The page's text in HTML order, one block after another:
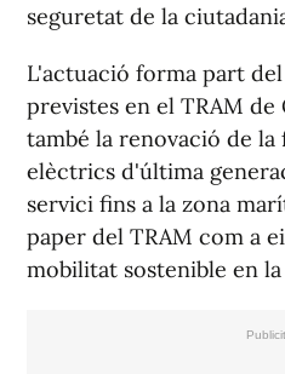
seguretat de la
L'actuació forma part
previstes en el TRAM
també la renovació de la
elèctrics d'última
servici fins a la zona
paper del TRAM com a
mobilitat sostenible en